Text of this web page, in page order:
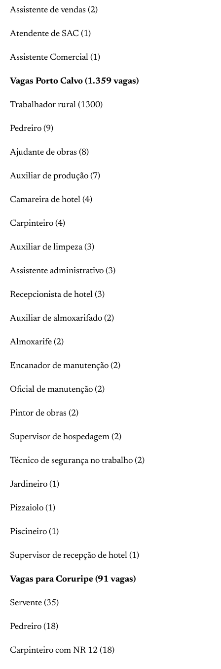
Assistente de vendas (2)
Atendente de SAC (1)
Assistente Comercial (1)
Vagas Porto Calvo (1.359 vagas)
Trabalhador rural (1300)
Pedreiro (9)
Ajudante de obras (8)
Auxiliar de produção (7)
Camareira de hotel (4)
Carpinteiro (4)
Auxiliar de limpeza (3)
Assistente administrativo (3)
Recepcionista de hotel (3)
Auxiliar de almoxarifado (2)
Almoxarife (2)
Encanador de manutenção (2)
Oficial de manutenção (2)
Pintor de obras (2)
Supervisor de hospedagem (2)
Técnico de segurança no trabalho (2)
Jardineiro (1)
Pizzaiolo (1)
Piscineiro (1)
Supervisor de recepção de hotel (1)
Vagas para Coruripe (91 vagas)
Servente (35)
Pedreiro (18)
Carpinteiro com NR 12 (18)